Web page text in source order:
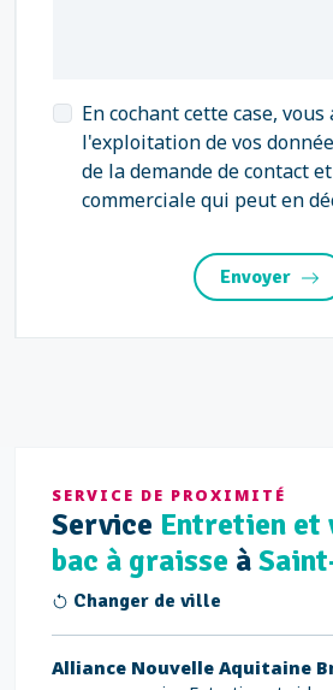
En cochant cette case, vous
l'exploitation de vos
de la demande de contact
commerciale qui peut en
Envoyer
SERVICE DE PROXIMITÉ
Service Entretien et
bac à graisse à
Changer de ville
Alliance Nouvelle Aquitaine